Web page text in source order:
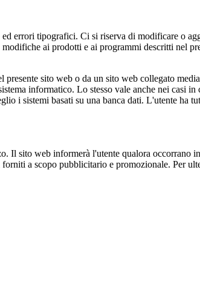
errori tipografici. Ci si riserva di modificare o
ai prodotti e ai programmi descritti nel
sito web o da un sito web collegato
informatico. Lo stesso vale anche nei casi in
i sistemi basati su una banca dati. L'utente ha
Il sito web informerà l'utente qualora occorrano
a scopo pubblicitario e promozionale. Per